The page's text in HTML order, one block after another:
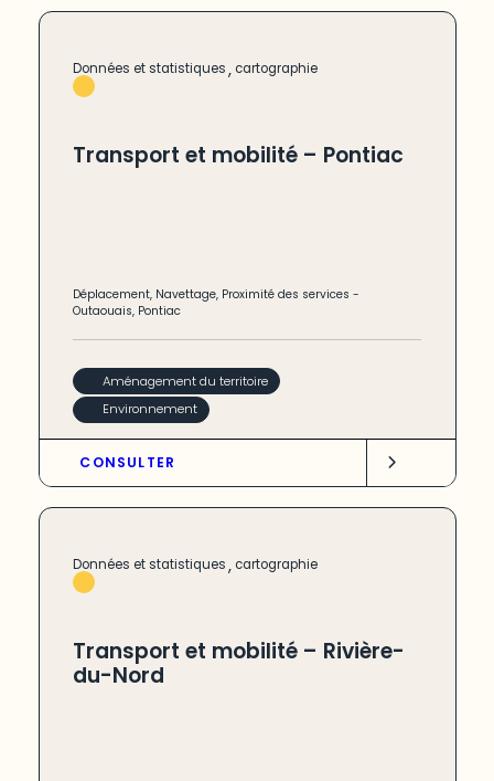
Données et statistiques, cartographie
Transport et mobilité – Pontiac
Déplacement, Navettage, Proximité des services -
Outaouais, Pontiac
Aménagement du territoire
Environnement
CONSULTER
Données et statistiques, cartographie
Transport et mobilité – Rivière-
du-Nord